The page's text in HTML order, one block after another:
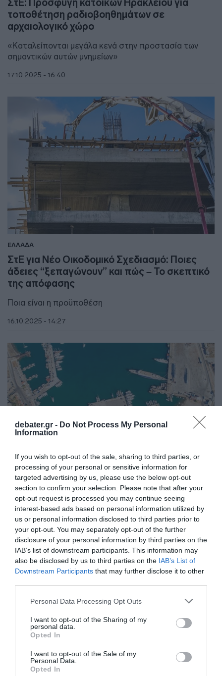
debater.gr - Do Not Process My Personal
Information
If you wish to opt-out of the sale, sharing to third parties, or
processing of your personal or sensitive information for
targeted advertising by us, please use the below opt-out
section to confirm your selection. Please note that after your
opt-out request is processed you may continue seeing
interest-based ads based on personal information utilized by
us or personal information disclosed to third parties prior to
your opt-out. You may separately opt-out of the further
disclosure of your personal information by third parties on the
IAB’s list of downstream participants. This information may
also be disclosed by us to third parties on the IAB’s List of
Downstream Participants that may further disclose it to other
Please note that this website/app uses one or more Google
not limited to your visit or usage behaviour. You may click to
grant or deny consent to Google and its third-party tags to
use your data for below specified purposes in below Google
consent section.
Personal Data Processing Opt Outs
I want to opt-out of the Sharing of my
personal data.
Opted In
I want to opt-out of the Sale of my
Personal Data.
Opted In
ΣτΕ: Προσφυγή κατοίκων Ηρακλείου για
τοποθέτηση ραδιοβοηθημάτων σε
αρχαιολογικό χώρο
«Kαταλείπονται μεγάλα κενά στην προστασία των
σημαντικών αυτών μνημείων»
17.10.2025 - 16:40
ΕΛΛΑΔΑ
ΣτΕ για Νέο Οικοδομικό Σχεδιασμό: Ποιες
άδειες “ξεπαγώνουν” και πώς – Το σκεπτικό
της απόφασης
Ποια είναι η προϋποθέση
16.10.2025 - 14:27
ΕΛΛΑΔΑ
ΣτΕ: Την Τετάρτη η κρίσιμη συζήτηση για το
Master Plan του λιμένα Πειραιώς
Οι υποθέσεις αυτές θα συζητηθούν μετά της
αποφάσεως της Ολομέλειας